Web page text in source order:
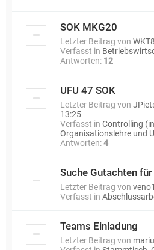
SOK MKG20
Letzter Beitrag von
Verfasst in
Antworten: 12
UFU 47 SOK
Letzter Beitrag von
13:25
Verfasst in Controlling
Organisationslehre und
Antworten:4
Suche Gutachten
Letzter Beitrag von
Verfasst in
Teams Einladung
Letzter Beitrag von